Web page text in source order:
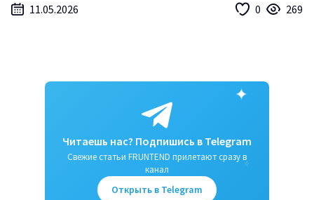
11.05.2026 0 269
✦
✧
Читаешь нас? Подпишись в Telegram
Свежие статьи FRUNTEND прилетают сразу в
канал
Открыть в Telegram